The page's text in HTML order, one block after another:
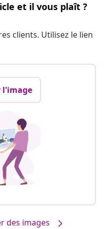
et il vous plaît ?
clients. Utilisez le lien
l'image
des images